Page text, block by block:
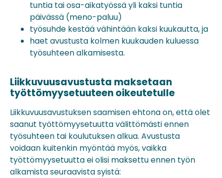
tuntia tai osa-aikatyössä yli kaksi tuntia
päivässä (meno-paluu)
työsuhde kestää vähintään kaksi kuukautta, ja
haet avustusta kolmen kuukauden kuluessa
työsuhteen alkamisesta.
Liikkuvuusavustusta maksetaan
työttömyysetuuteen oikeutetulle
Liikkuvuusavustuksen saamisen ehtona on, että olet
saanut työttömyysetuutta välittömästi ennen
työsuhteen tai koulutuksen alkua. Avustusta
voidaan kuitenkin myöntää myös, vaikka
työttömyysetuutta ei olisi maksettu ennen työn
alkamista seuraavista syistä: